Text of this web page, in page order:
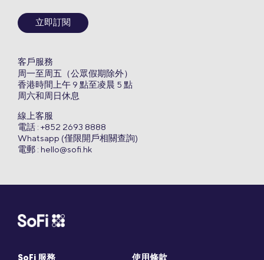
立即訂閱
客戶服務
周一至周五（公眾假期除外）
香港時間上午 9 點至凌晨 5 點
周六和周日休息
線上客服
電話 : +852 2693 8888
Whatsapp (僅限開戶相關查詢)
電郵 : hello@sofi.hk